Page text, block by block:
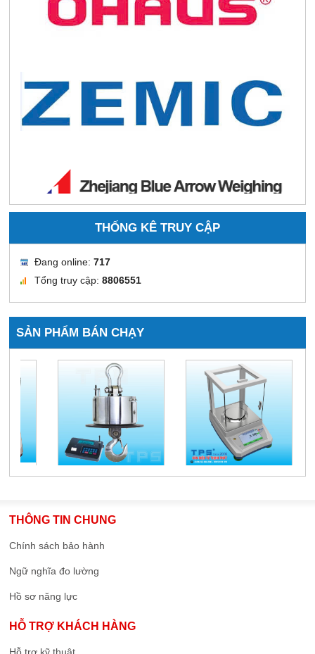
THỐNG KÊ TRUY CẬP
Đang online:717
Tổng truy cập:8806551
SẢN PHẨM BÁN CHẠY
THÔNG TIN CHUNG
Chính sách bảo hành
Ngữ nghĩa đo lường
Hồ sơ năng lực
HỖ TRỢ KHÁCH HÀNG
Hỗ trợ kỹ thuật